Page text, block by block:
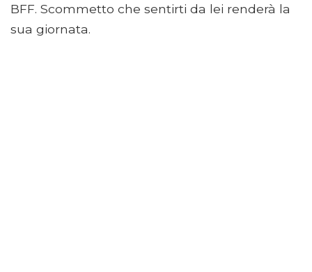
BFF. Scommetto che sentirti da lei renderà la
sua giornata.